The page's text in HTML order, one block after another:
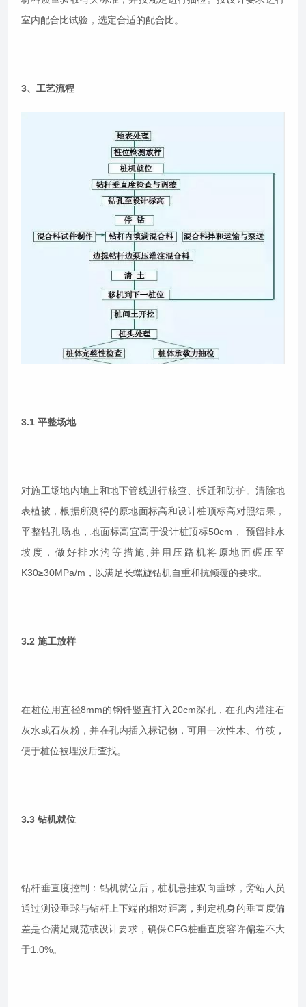
室内配合比试验，选定合适的配合比。
3、工艺流程
3.1 平整场地
对施工场地内地上和地下管线进行核查、拆迁和防护。清除地
表植被，根据所测得的原地面标高和设计桩顶标高对照结果，
平整钻孔场地，地面标高宜高于设计桩顶标50cm， 预留排水
坡度，做好排水沟等措施,并用压路机将原地面碾压至
K30≥30MPa/m，以满足长螺旋钻机自重和抗倾覆的要求。
3.2 施工放样
在桩位用直径8mm的钢钎竖直打入20cm深孔，在孔内灌注石
灰水或石灰粉，并在孔内插入标记物，可用一次性木、竹筷，
便于桩位被埋没后查找。
3.3 钻机就位
钻杆垂直度控制：钻机就位后，桩机悬挂双向垂球，旁站人员
通过测设垂球与钻杆上下端的相对距离，判定机身的垂直度偏
差是否满足规范或设计要求，确保CFG桩垂直度容许偏差不大
于1.0%。